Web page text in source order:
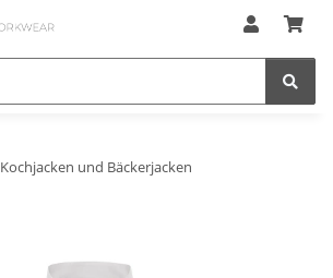
Kochjacken und Bäckerjacken